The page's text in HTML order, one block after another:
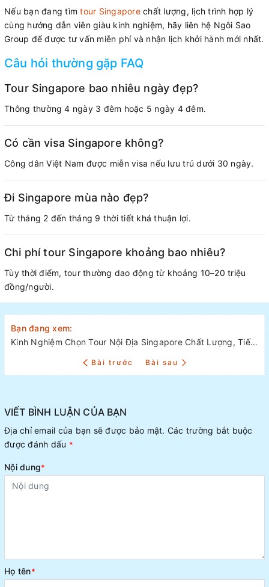
Nếu bạn đang tìmtour Singaporechất lượng, lịch trình hợp lý
cùng hướng dẫn viên giàu kinh nghiệm, hãy liên hệ Ngôi Sao
Group để được tư vấn miễn phí và nhận lịch khởi hành mới nhất.
Câu hỏi thường gặp FAQ
Tour Singapore bao nhiêu ngày đẹp?
Thông thường 4 ngày 3 đêm hoặc 5 ngày 4 đêm.
Có cần visa Singapore không?
Công dân Việt Nam được miễn visa nếu lưu trú dưới 30 ngày.
Đi Singapore mùa nào đẹp?
Từ tháng 2 đến tháng 9 thời tiết khá thuận lợi.
Chi phí tour Singapore khoảng bao nhiêu?
Tùy thời điểm, tour thường dao động từ khoảng 10–20 triệu
đồng/người.
Bạn đang xem:
Kinh Nghiệm Chọn Tour Nội Địa Singapore Chất Lượng, Tiết Kiệm Chi Phí
Bài trước Bài sau
VIẾT BÌNH LUẬN CỦA BẠN
Địa chỉ email của bạn sẽ được bảo mật. Các trường bắt buộc
được đánh dấu *
Nội dung*
Họ tên*